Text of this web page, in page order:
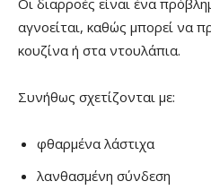
αγνοείται, καθώς μπορεί να
κουζίνα ή στα ντουλάπια.
Συνήθως σχετίζονται με:
φθαρμένα λάστιχα
λανθασμένη σύνδεση